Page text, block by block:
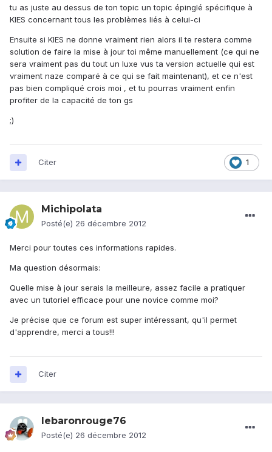
tu as juste au dessus de ton topic un topic épinglé spécifique à
KIES concernant tous les problèmes liés à celui-ci
Ensuite si KIES ne donne vraiment rien alors il te restera comme
solution de faire la mise à jour toi même manuellement (ce qui ne
sera vraiment pas du tout un luxe vus ta version actuelle qui est
vraiment naze comparé à ce qui se fait maintenant), et ce n'est
pas bien compliqué crois moi , et tu pourras vraiment enfin
profiter de la capacité de ton gs
;)
1
Citer
Michipolata
Posté(e) 26 décembre 2012
Merci pour toutes ces informations rapides.
Ma question désormais:
Quelle mise à jour serais la meilleure, assez facile a pratiquer
avec un tutoriel efficace pour une novice comme moi?
Je précise que ce forum est super intéressant, qu'il permet
d'apprendre, merci a tous!!!
Citer
lebaronrouge76
Posté(e) 26 décembre 2012